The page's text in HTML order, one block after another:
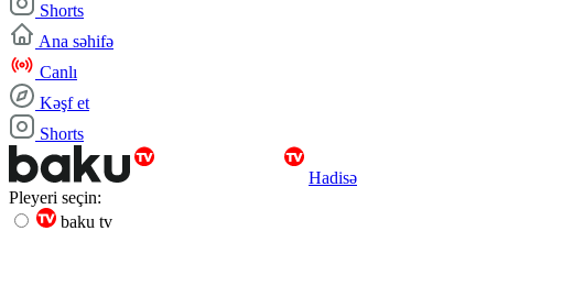
Shorts
Ana səhifə
Canlı
Kəşf et
Shorts
Hadisə
Pleyeri seçin:
baku tv